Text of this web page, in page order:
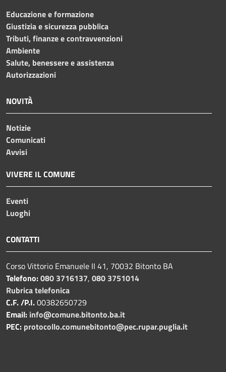
Educazione e formazione
Giustizia e sicurezza pubblica
Tributi, finanze e contravvenzioni
Ambiente
Salute, benessere e assistenza
Autorizzazioni
NOVITÀ
Notizie
Comunicati
Avvisi
VIVERE IL COMUNE
Eventi
Luoghi
CONTATTI
Corso Vittorio Emanuele II 41, 70032 Bitonto BA
Telefono:080 3716137, 080 3751014
Rubrica telefonica
C.F. /P.I.00382650729
Email: info@comune.bitonto.ba.it
PEC: protocollo.comunebitonto@pec.rupar.puglia.it